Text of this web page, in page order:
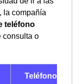
la compañía
teléfono
consulta o
Teléfonos